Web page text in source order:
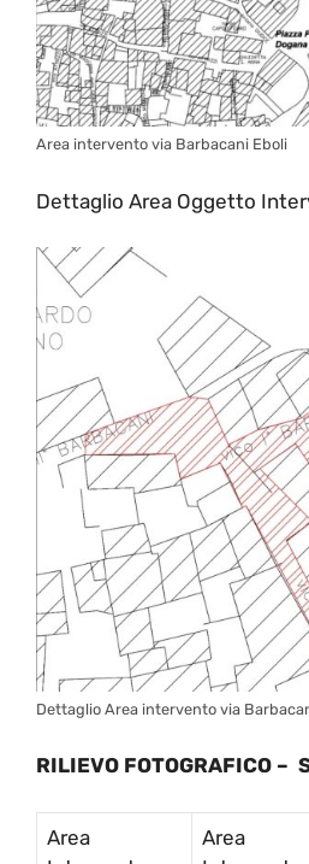
Area intervento via Barbacani Eboli
Dettaglio Area Oggetto
Dettaglio Area intervento via
RILIEVO FOTOGRAFICO –
Area
Area